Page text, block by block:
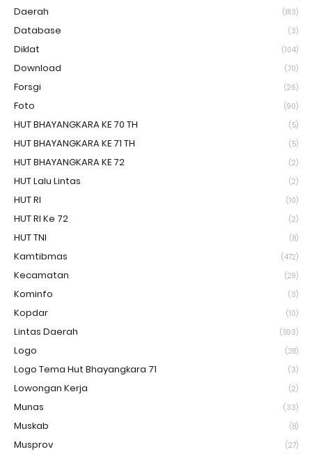
Daerah (813)
Database (3)
Diklat (104)
Download (70)
Forsgi (26)
Foto (90)
HUT BHAYANGKARA KE 70 TH (5)
HUT BHAYANGKARA KE 71 TH (5)
HUT BHAYANGKARA KE 72 (2)
HUT Lalu Lintas (2)
HUT RI (10)
HUT RI Ke 72 (2)
HUT TNI (8)
Kamtibmas (472)
Kecamatan (29)
Kominfo (3)
Kopdar (10)
Lintas Daerah (593)
Logo (28)
Logo Tema Hut Bhayangkara 71 (3)
Lowongan Kerja (2)
Munas (33)
Muskab (8)
Musprov (27)